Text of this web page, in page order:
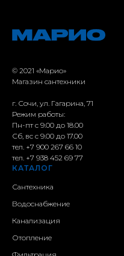
© 2021 «Марио»
Магазин сантехники
г. Сочи, ул. Гагарина, 71
Режим работы:
Пн-пт с 9.00 до 18.00
Сб, вс с 9.00 до 17.00
тел. +7 900 267 66 10
тел. +7 938 452 69 77
КАТАЛОГ
Сантехника
Водоснабжение
Канализация
Отопление